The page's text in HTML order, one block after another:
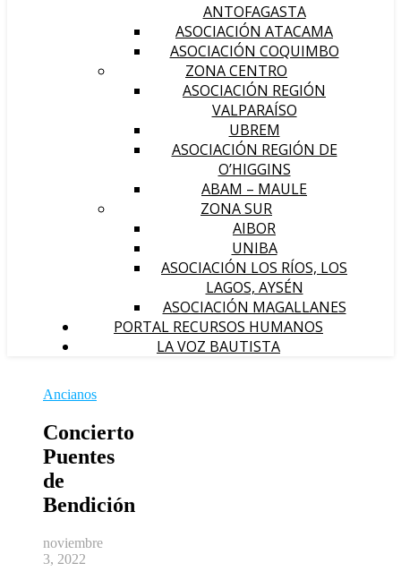
ANTOFAGASTA
ASOCIACIÓN ATACAMA
ASOCIACIÓN COQUIMBO
ZONA CENTRO
ASOCIACIÓN REGIÓN
VALPARAÍSO
UBREM
ASOCIACIÓN REGIÓN DE
O’HIGGINS
ABAM – MAULE
ZONA SUR
AIBOR
UNIBA
ASOCIACIÓN LOS RÍOS, LOS
LAGOS, AYSÉN
ASOCIACIÓN MAGALLANES
PORTAL RECURSOS HUMANOS
LA VOZ BAUTISTA
Ancianos
Concierto
Puentes
de
Bendición
noviembre
3, 2022